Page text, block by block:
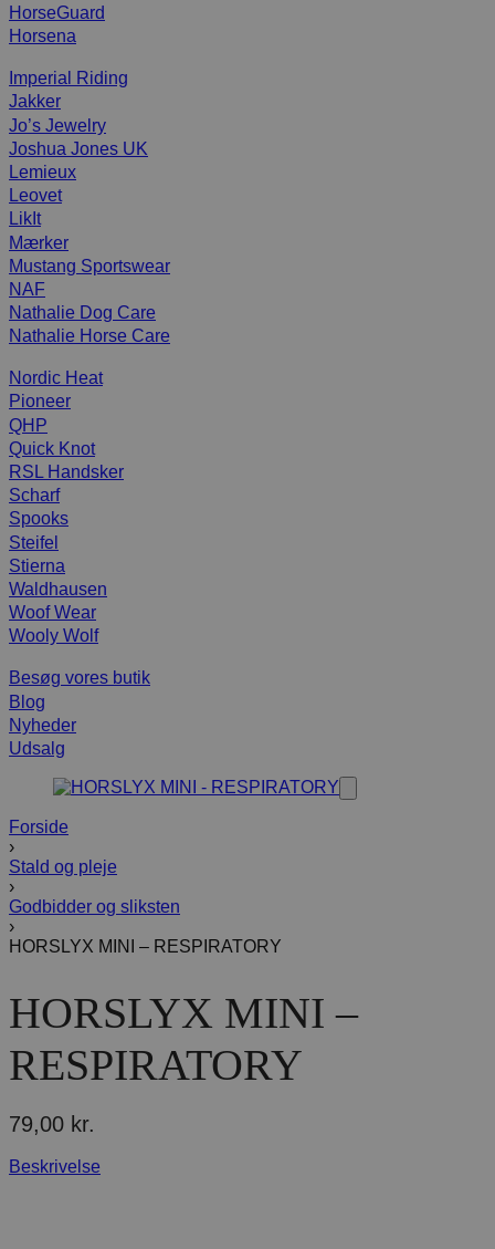
HorseGuard
Horsena
Imperial Riding
Jakker
Jo’s Jewelry
Joshua Jones UK
Lemieux
Leovet
LikIt
Mærker
Mustang Sportswear
NAF
Nathalie Dog Care
Nathalie Horse Care
Nordic Heat
Pioneer
QHP
Quick Knot
RSL Handsker
Scharf
Spooks
Steifel
Stierna
Waldhausen
Woof Wear
Wooly Wolf
Besøg vores butik
Blog
Nyheder
Udsalg
Forside
›
Stald og pleje
›
Godbidder og sliksten
›
HORSLYX MINI – RESPIRATORY
HORSLYX MINI –
RESPIRATORY
79,00 kr.
Beskrivelse